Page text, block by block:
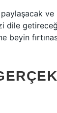
dile
beyin